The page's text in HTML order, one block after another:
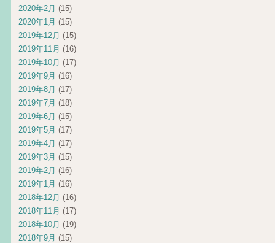
2020年2月 (15)
2020年1月 (15)
2019年12月 (15)
2019年11月 (16)
2019年10月 (17)
2019年9月 (16)
2019年8月 (17)
2019年7月 (18)
2019年6月 (15)
2019年5月 (17)
2019年4月 (17)
2019年3月 (15)
2019年2月 (16)
2019年1月 (16)
2018年12月 (16)
2018年11月 (17)
2018年10月 (19)
2018年9月 (15)